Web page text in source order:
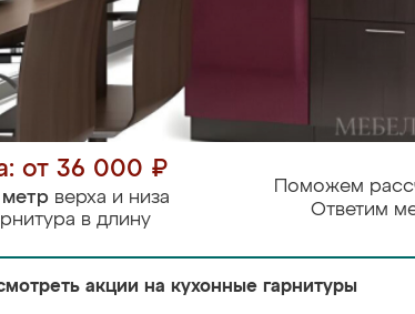
от 36 000 ₽
метр верха и низа
в длину
Поможем
Ответим
акции на кухонные гарнитуры